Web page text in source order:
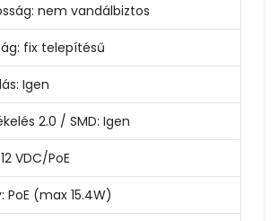
nem vandálbiztos
fix telepítésű
Igen
2.0 / SMD: Igen
12 VDC/PoE
PoE (max 15.4W)